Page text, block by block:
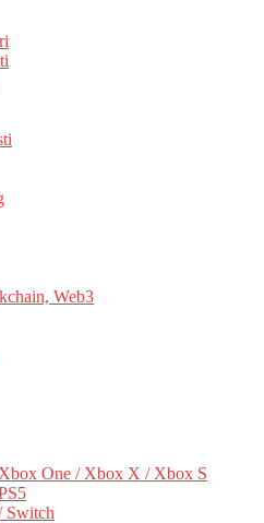
Web3
One / Xbox X / Xbox S
Switch